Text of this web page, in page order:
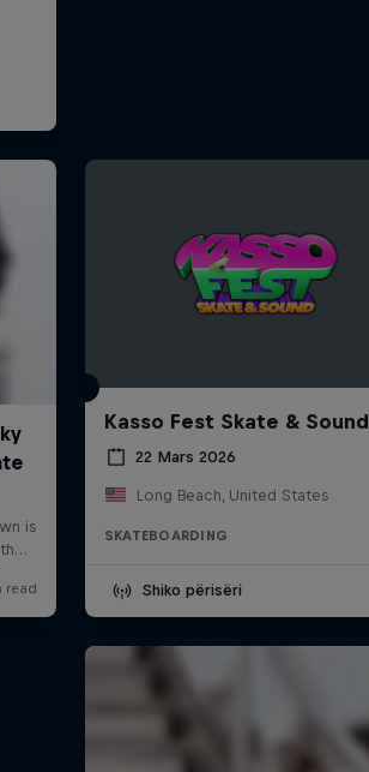
Kasso Fest Skate & Sound
22 Mars 2026
Long Beach, United States
SKATEBOARDING
Shiko përisëri